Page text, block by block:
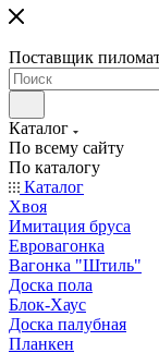
Поставщик
Каталог
По всему сайту
По каталогу
Каталог
Хвоя
Имитация бруса
Евровагонка
Вагонка "Штиль"
Доска пола
Блок-Хаус
Доска палубная
Планкен